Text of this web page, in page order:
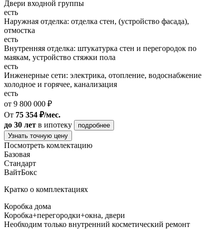
Двери входной группы
есть
Наружная отделка: отделка стен, (устройство фасада),
отмостка
есть
Внутренняя отделка: штукатурка стен и перегородок по
маякам, устройство стяжки пола
есть
Инженерные сети: электрика, отопление, водоснабжение
холодное и горячее, канализация
есть
от 9 800 000 ₽
От 75 354 ₽/мес.
до 30 лет в ипотеку
подробнее
Узнать точную цену
Посмотреть комлектацию
Базовая
Стандарт
ВайтБокс
Кратко о комплектациях
Коробка дома
Коробка+перегородки+окна, двери
Необходим только внутренний косметический ремонт